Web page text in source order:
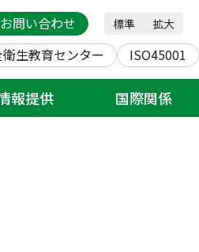
お問い合わせ 標準 拡大
生教育センター ISO45001
報提供 国際関係